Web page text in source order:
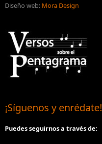
Diseño web: Mora Design
¡Síguenos y enrédate!
Puedes seguirnos a través de: